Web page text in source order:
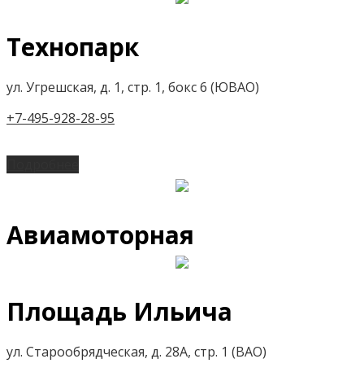
Технопарк
ул. Угрешская, д. 1, стр. 1, бокс 6 (ЮВАО)
+7-495-928-28-95
Авиамоторная
Площадь Ильича
ул. Старообрядческая, д. 28А, стр. 1 (ВАО)